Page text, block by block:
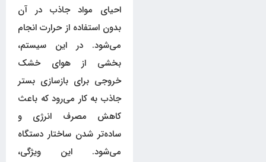
احیای مواد جاذب در آن
بدون استفاده از حرارت انجام
می‌شود. در این سیستم،
بخشی از هوای خشک
خروجی برای بازسازی بستر
جاذب به کار می‌رود که باعث
کاهش مصرف انرژی و
ساده‌تر شدن ساختار دستگاه
می‌شود. این ویژگی،